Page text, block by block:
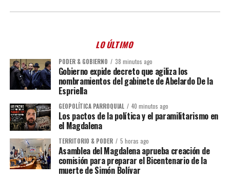
LO ÚLTIMO
PODER & GOBIERNO 38 minutos ago
Gobierno expide decreto que agiliza los
nombramientos del gabinete de Abelardo De la
Espriella
GEOPOLÍTICA PARROQUIAL 40 minutos ago
Los pactos de la política y el paramilitarismo en
el Magdalena
TERRITORIO & PODER 5 horas ago
Asamblea del Magdalena aprueba creación de
comisión para preparar el Bicentenario de la
muerte de Simón Bolívar